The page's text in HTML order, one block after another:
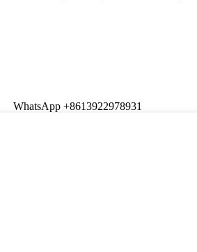
WhatsApp +8613922978931